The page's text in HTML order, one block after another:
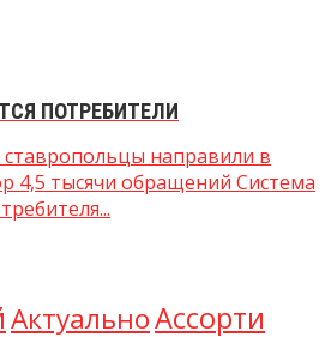
ПОТРЕБИТЕЛИ
направили в
4,5 тысячи обращений Система
АктуальноАссорти